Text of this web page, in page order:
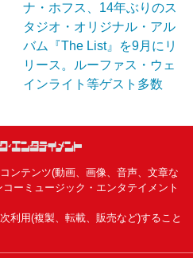
ナ・ホフス、14年ぶりのス
タジオ・オリジナル・アル
バム『The List』を9月にリ
リース。ルーファス・ウェ
インライト等ゲスト多数
ンテンツ(動画、画像、音声、文章な
ーミュージック・エンタテイメント
利用(複製、転載、販売など)すること